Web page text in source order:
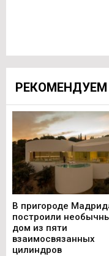
РЕКОМЕНДУЕМ
В пригороде
построили
дом из пяти
взаимосвязанных
цилиндров